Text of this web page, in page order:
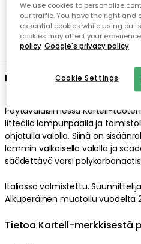
Kuvaus
Pöytävalaisimessa Kartell-
litteällä lampunpäällä ja
ohjatulla valolla. Siinä on
lämmin valkoisella valolla ja
säädettävä varsi
Italiassa valmistettu.
Alkuperäinen muotoilu vuodelta
Tietoa Kartell-merkkisestä
We use cookies to personalize
our traffic. You have the right and
essential cookies while using our
cookies may affect your
policy Google's privacy policy
Cookie Settings